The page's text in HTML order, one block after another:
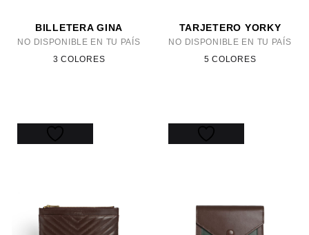
BILLETERA GINA
NO DISPONIBLE EN TU PAÍS
3 COLORES
TARJETERO YORKY
NO DISPONIBLE EN TU PAÍS
5 COLORES